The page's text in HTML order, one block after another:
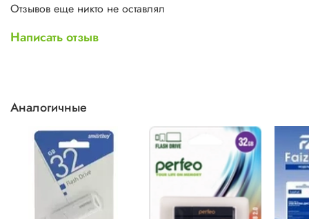
Отзывов еще никто не оставлял
Написать отзыв
Аналогичные